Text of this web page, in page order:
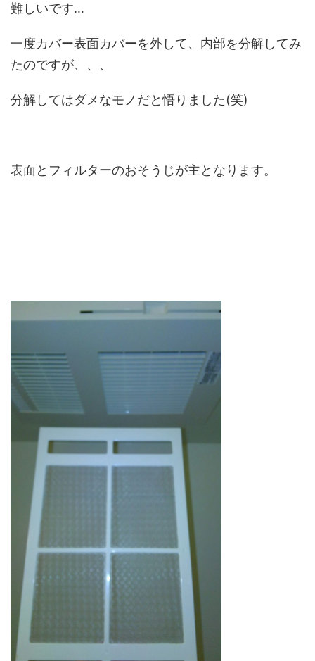
難しいです…
一度カバー表面カバーを外して、内部を分解してみ
たのですが、、、
分解してはダメなモノだと悟りました(笑)
表面とフィルターのおそうじが主となります。